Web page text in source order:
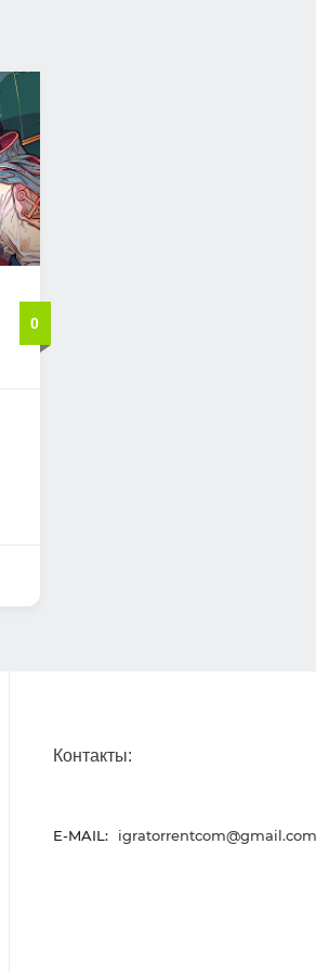
0
Контакты:
E-MAIL: